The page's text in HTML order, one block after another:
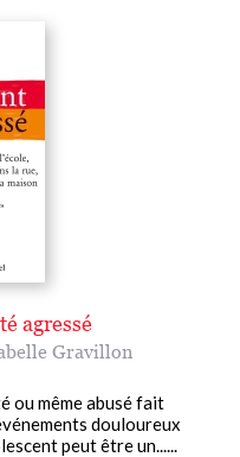
agressé
Gravillon
ou même abusé fait
douloureux
peut être un......